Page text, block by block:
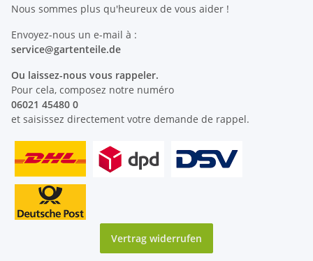
Nous sommes plus qu'heureux de vous aider !
Envoyez-nous un e-mail à :
service@gartenteile.de
Ou laissez-nous vous rappeler.
Pour cela, composez notre numéro
06021 45480 0
et saisissez directement votre demande de rappel.
Vertrag widerrufen